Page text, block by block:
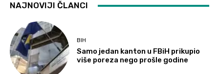
NAJNOVIJI ČLANCI
BIH
Samo jedan kanton u FBiH prikupio
više poreza nego prošle godine